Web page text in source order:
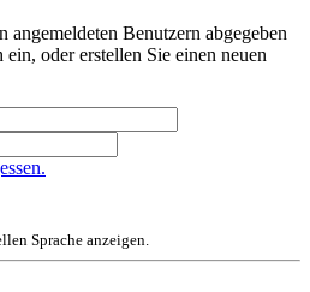
Benutzern abgegeben
oder erstellen Sie einen neuen
Sprache anzeigen.